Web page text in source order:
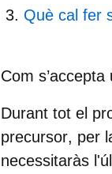
Què cal fer
Com
Durant tot el
precursor, per
necessitaràs l'